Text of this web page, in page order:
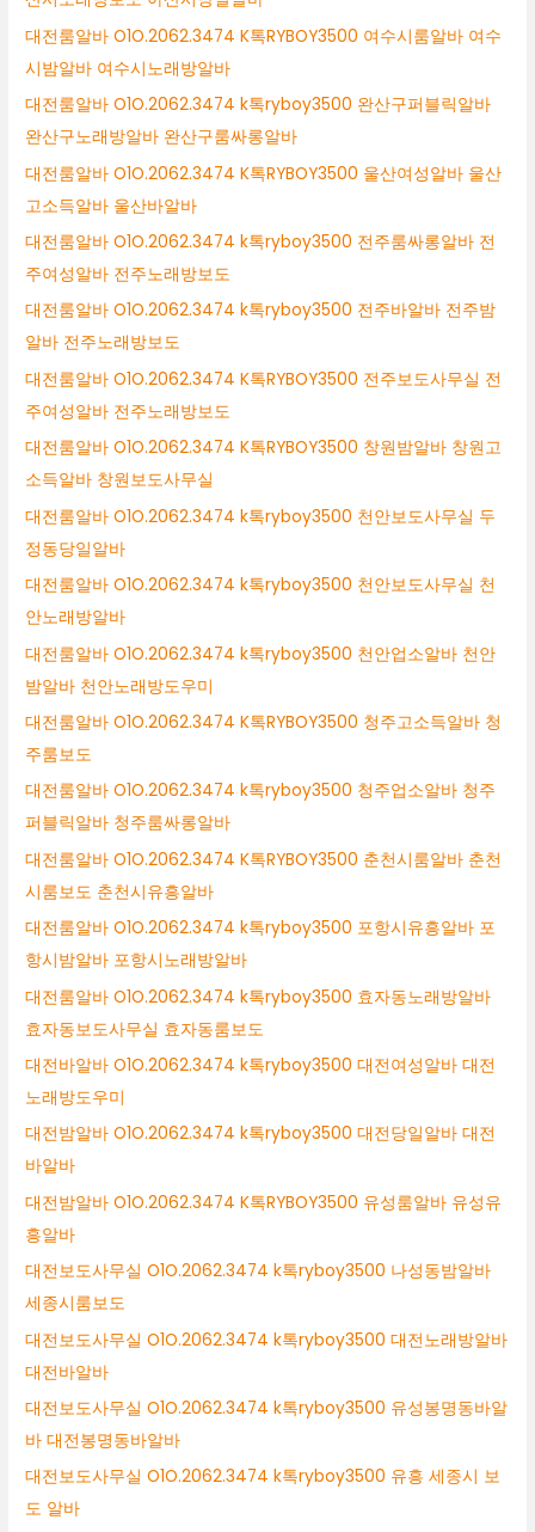
대전룸알바 O1O.2062.3474 K톡RYBOY3500 여수시룸알바 여수
시밤알바 여수시노래방알바
대전룸알바 O1O.2062.3474 k톡ryboy3500 완산구퍼블릭알바
완산구노래방알바 완산구룸싸롱알바
대전룸알바 O1O.2062.3474 K톡RYBOY3500 울산여성알바 울산
고소득알바 울산바알바
대전룸알바 O1O.2062.3474 k톡ryboy3500 전주룸싸롱알바 전
주여성알바 전주노래방보도
대전룸알바 O1O.2062.3474 k톡ryboy3500 전주바알바 전주밤
알바 전주노래방보도
대전룸알바 O1O.2062.3474 K톡RYBOY3500 전주보도사무실 전
주여성알바 전주노래방보도
대전룸알바 O1O.2062.3474 K톡RYBOY3500 창원밤알바 창원고
소득알바 창원보도사무실
대전룸알바 O1O.2062.3474 k톡ryboy3500 천안보도사무실 두
정동당일알바
대전룸알바 O1O.2062.3474 k톡ryboy3500 천안보도사무실 천
안노래방알바
대전룸알바 O1O.2062.3474 k톡ryboy3500 천안업소알바 천안
밤알바 천안노래방도우미
대전룸알바 O1O.2062.3474 K톡RYBOY3500 청주고소득알바 청
주룸보도
대전룸알바 O1O.2062.3474 k톡ryboy3500 청주업소알바 청주
퍼블릭알바 청주룸싸롱알바
대전룸알바 O1O.2062.3474 K톡RYBOY3500 춘천시룸알바 춘천
시룸보도 춘천시유흥알바
대전룸알바 O1O.2062.3474 k톡ryboy3500 포항시유흥알바 포
항시밤알바 포항시노래방알바
대전룸알바 O1O.2062.3474 k톡ryboy3500 효자동노래방알바
효자동보도사무실 효자동룸보도
대전바알바 O1O.2062.3474 k톡ryboy3500 대전여성알바 대전
노래방도우미
대전밤알바 O1O.2062.3474 k톡ryboy3500 대전당일알바 대전
바알바
대전밤알바 O1O.2062.3474 K톡RYBOY3500 유성룸알바 유성유
흥알바
대전보도사무실 O1O.2062.3474 k톡ryboy3500 나성동밤알바
세종시룸보도
대전보도사무실 O1O.2062.3474 k톡ryboy3500 대전노래방알바
대전바알바
대전보도사무실 O1O.2062.3474 k톡ryboy3500 유성봉명동바알
바 대전봉명동바알바
대전보도사무실 O1O.2062.3474 k톡ryboy3500 유흥 세종시 보
도 알바